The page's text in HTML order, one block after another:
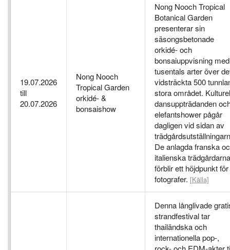
19.07.2026
till
20.07.2026
Nong Nooch
Tropical Garden
orkidé- &
bonsaishow
Nong Nooch Tropical
Botanical Garden
presenterar sin
säsongsbetonade
orkidé- och
bonsaiuppvisning med
tusentals arter över
vidsträckta 500
stora området.
dansuppträdanden
elefantshower pågår
dagligen vid sidan av
De anlagda franska
italienska trädgårdarna
förblir ett höjdpunkt för
fotografer. [Källa]
Denna långlivade
strandfestival tar
thailändska och
internationella pop-,